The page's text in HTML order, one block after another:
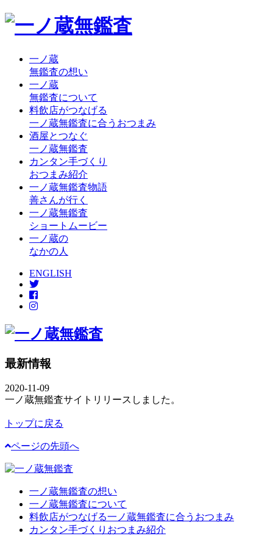
一ノ蔵
無鑑査の想い
一ノ蔵
無鑑査について
料飲店がつなげる
一ノ蔵無鑑査に合うおつまみ
酒屋とつなぐ
一ノ蔵無鑑査
カンタン手づくり
おつまみ紹介
一ノ蔵無鑑査物語
善さんが行く
一ノ蔵無鑑査
ショートムービー
一ノ蔵の
なかの人
ENGLISH
最新情報
2020-11-09
一ノ蔵無鑑査サイトリリースしました。
トップに戻る
ページの先頭へ
一ノ蔵無鑑査の想い
一ノ蔵無鑑査について
料飲店がつなげる一ノ蔵無鑑査に合うおつまみ
カンタン手づくりおつまみ紹介